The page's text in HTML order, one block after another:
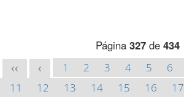
Página 327de 434
<< < 1 2 3 4 5 6
11
12 13 14 15 16 17